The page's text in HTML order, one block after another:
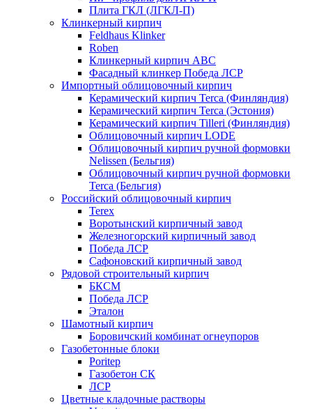
Плита ГКЛ (ЛГКЛ-П)
Клинкерный кирпич
Feldhaus Klinker
Roben
Клинкерный кирпич ABC
Фасадный клинкер Победа ЛСР
Импортный облицовочный кирпич
Керамический кирпич Terca (Финляндия)
Керамический кирпич Terca (Эстония)
Керамический кирпич Tilleri (Финляндия)
Облицовочный кирпич LODE
Облицовочный кирпич ручной формовки
Nelissen (Бельгия)
Облицовочный кирпич ручной формовки
Terca (Бельгия)
Российский облицовочный кирпич
Terex
Воротынский кирпичный завод
Железногорский кирпичный завод
Победа ЛСР
Сафоновский кирпичный завод
Рядовой строительный кирпич
БКСМ
Победа ЛСР
Эталон
Шамотный кирпич
Боровичский комбинат огнеупоров
Газобетонные блоки
Poritep
Газобетон СК
ЛСР
Цветные кладочные растворы